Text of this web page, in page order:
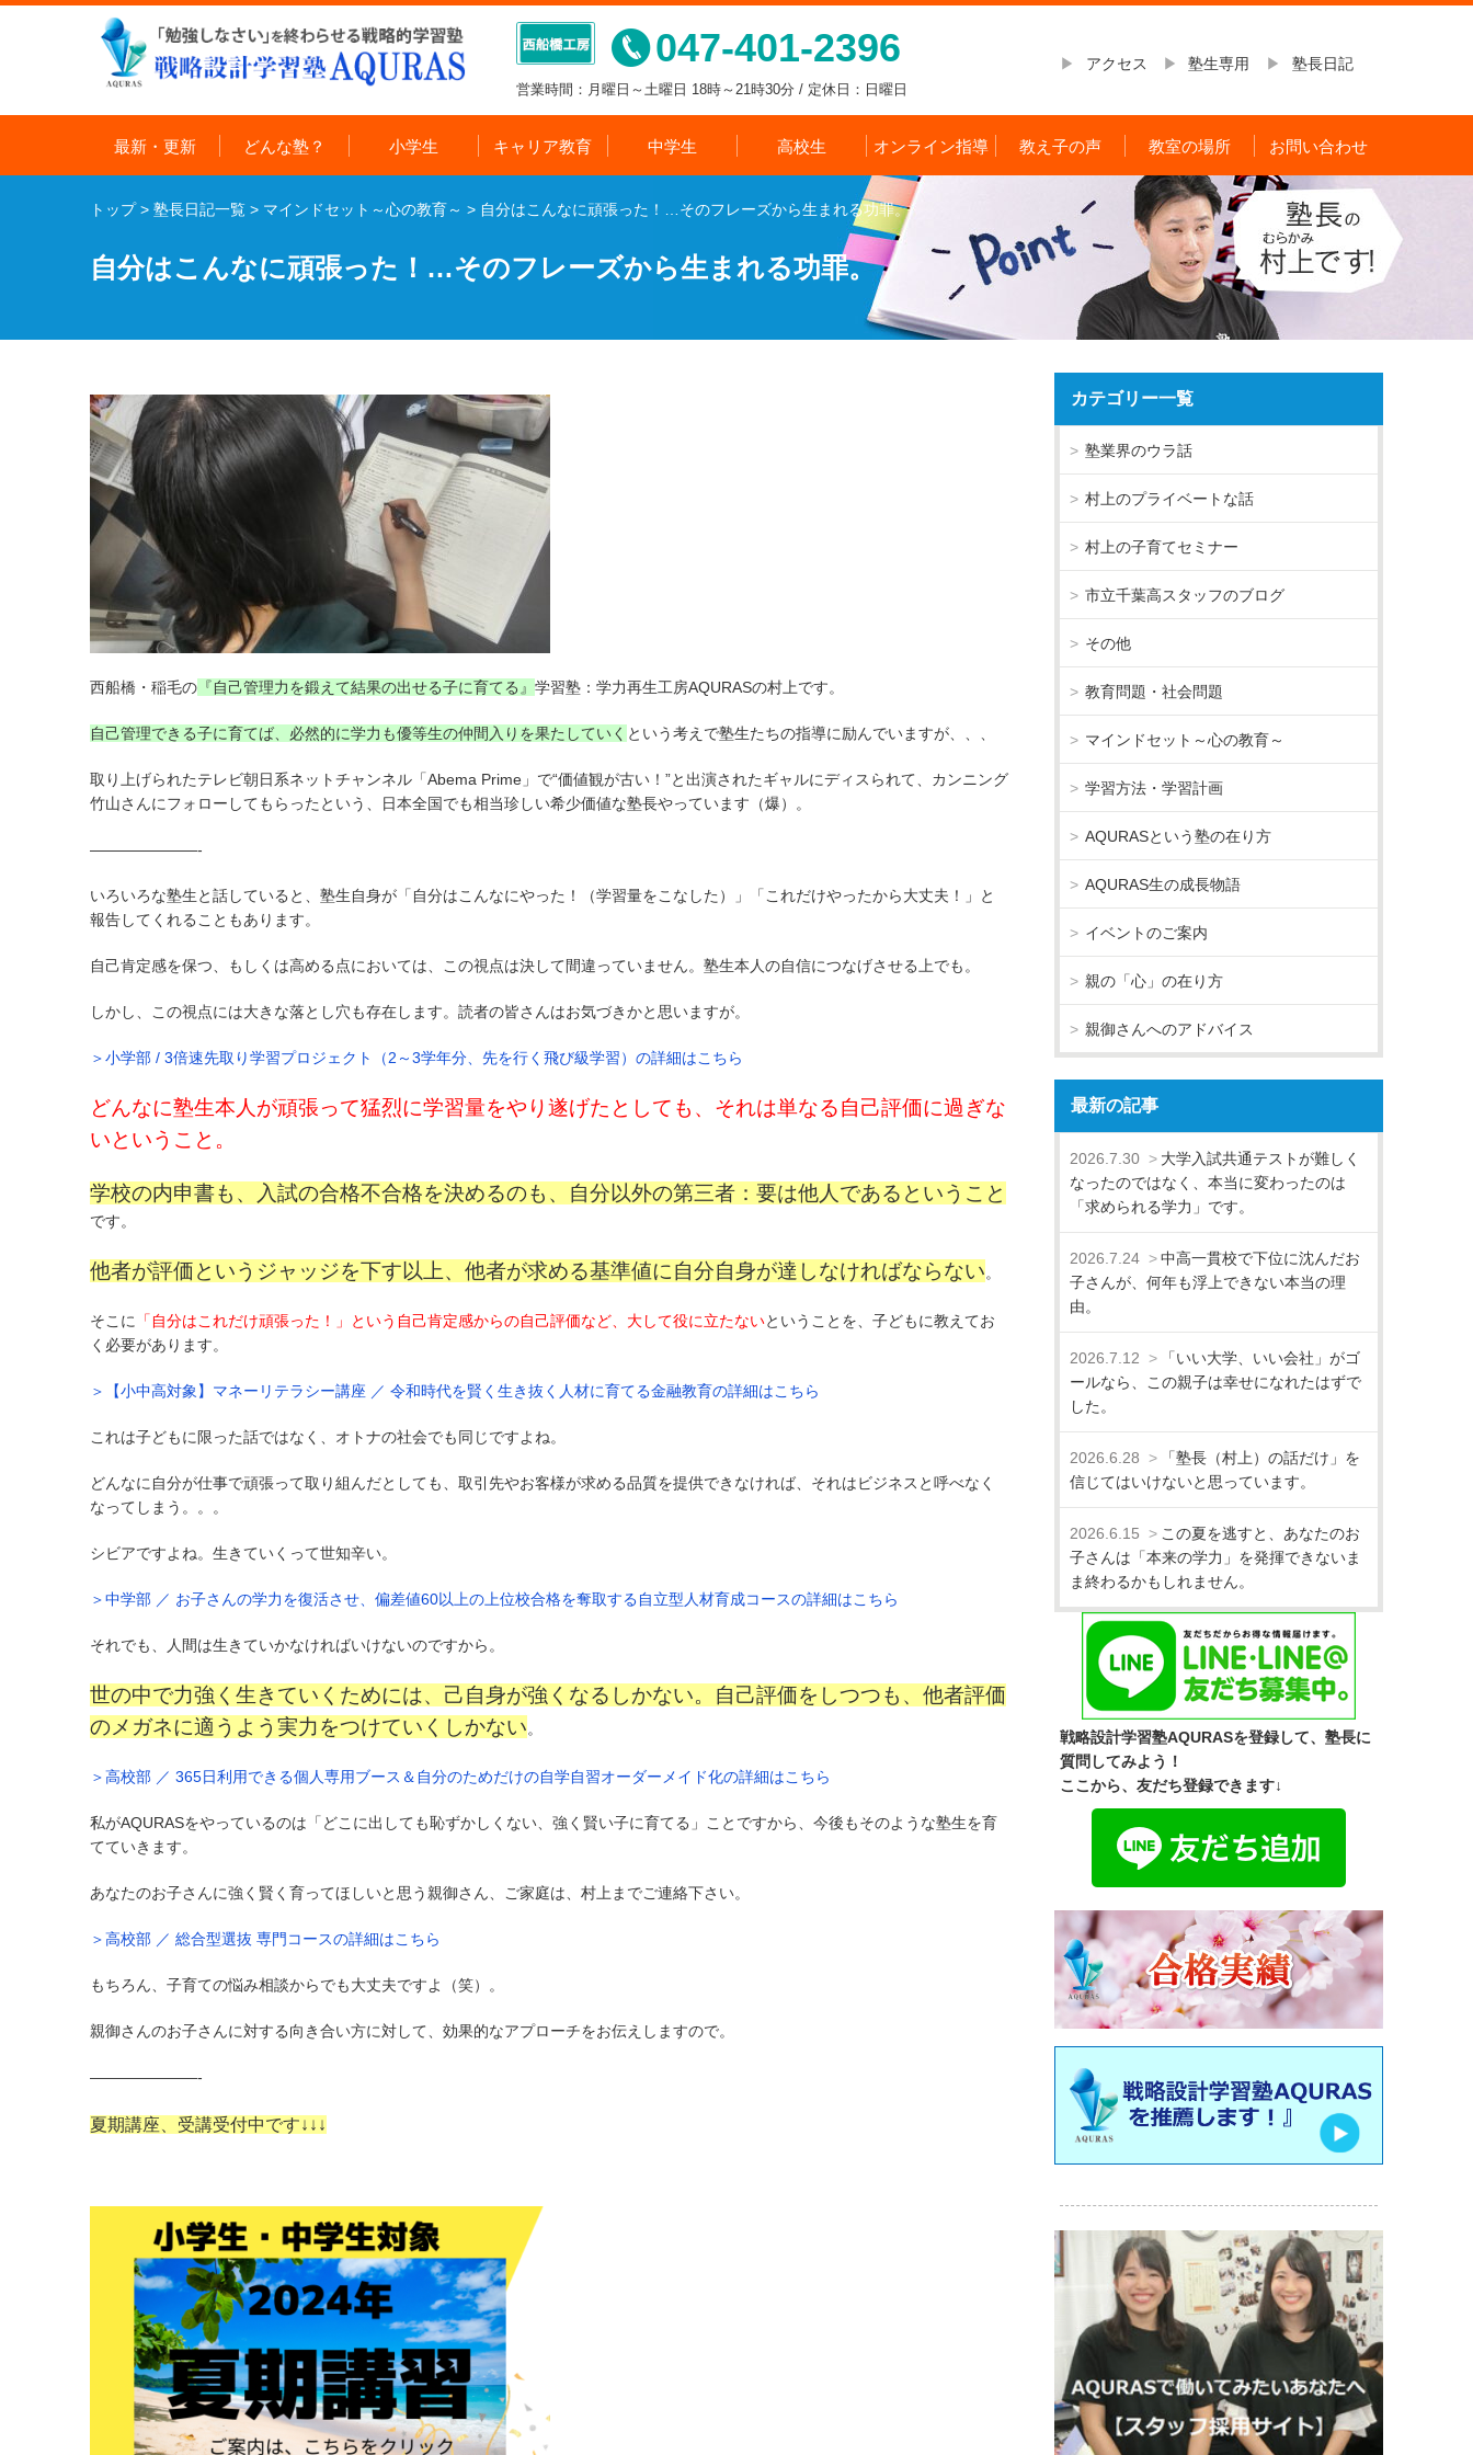
047-401-2396
営業時間：月曜日～土曜日 18時～21時30分 / 定休日：日曜日
アクセス 塾生専用 塾長日記
最新・更新 どんな塾？ 小学生 キャリア教育 中学生 高校生 オンライン指導 教え子の声 教室の場所 お問い合わせ
トップ> 塾長日記一覧 > マインドセット～心の教育～ > 自分はこんなに頑張った！…そのフレーズから生まれる功罪。
自分はこんなに頑張った！…そのフレーズから生まれる功罪。
西船橋・稲毛の 『自己管理力を鍛えて結果の出せる子に育てる』 学習塾：学力再生工房AQURASの村上です。
自己管理できる子に育てば、必然的に学力も優等生の仲間入りを果たしていく という考えで塾生たちの指導に励んでいますが、、、
取り上げられたテレビ朝日系ネットチャンネル「Abema Prime」で“価値観が古い！”と出演されたギャルにディスられて、カンニング
竹山さんにフォローしてもらったという、日本全国でも相当珍しい希少価値な塾長やっています（爆）。
———————-
いろいろな塾生と話していると、塾生自身が「自分はこんなにやった！（学習量をこなした）」「これだけやったから大丈夫！」と
報告してくれることもあります。
自己肯定感を保つ、もしくは高める点においては、この視点は決して間違っていません。塾生本人の自信につなげさせる上でも。
しかし、この視点には大きな落とし穴も存在します。読者の皆さんはお気づきかと思いますが。
＞小学部 / 3倍速先取り学習プロジェクト（2～3学年分、先を行く飛び級学習）の詳細はこちら
どんなに塾生本人が頑張って猛烈に学習量をやり遂げたとしても、それは単なる自己評価に過ぎな
いということ。
学校の内申書も、入試の合格不合格を決めるのも、自分以外の第三者：要は他人であるということ
です。
他者が評価というジャッジを下す以上、他者が求める基準値に自分自身が達しなければならない。
そこに 「自分はこれだけ頑張った！」という自己肯定感からの自己評価など、大して役に立たないということを、子どもに教えてお
く必要があります。
＞【小中高対象】マネーリテラシー講座 ／ 令和時代を賢く生き抜く人材に育てる金融教育の詳細はこちら
これは子どもに限った話ではなく、オトナの社会でも同じですよね。
どんなに自分が仕事で頑張って取り組んだとしても、取引先やお客様が求める品質を提供できなければ、それはビジネスと呼べなく
なってしまう。。。
シビアですよね。生きていくって世知辛い。
＞中学部 ／ お子さんの学力を復活させ、偏差値60以上の上位校合格を奪取する自立型人材育成コースの詳細はこちら
それでも、人間は生きていかなければいけないのですから。
世の中で力強く生きていくためには、己自身が強くなるしかない。自己評価をしつつも、他者評価
のメガネに適うよう実力をつけていくしかない。
＞高校部 ／ 365日利用できる個人専用ブース＆自分のためだけの自学自習オーダーメイド化の詳細はこちら
私がAQURASをやっているのは「どこに出しても恥ずかしくない、強く賢い子に育てる」ことですから、今後もそのような塾生を育
てていきます。
あなたのお子さんに強く賢く育ってほしいと思う親御さん、ご家庭は、村上までご連絡下さい。
＞高校部 ／ 総合型選抜 専門コースの詳細はこちら
もちろん、子育ての悩み相談からでも大丈夫ですよ（笑）。
親御さんのお子さんに対する向き合い方に対して、効果的なアプローチをお伝えしますので。
———————-
夏期講座、受講受付中です↓↓↓
カテゴリー一覧
塾業界のウラ話
村上のプライベートな話
村上の子育てセミナー
市立千葉高スタッフのブログ
その他
教育問題・社会問題
マインドセット～心の教育～
学習方法・学習計画
AQURASという塾の在り方
AQURAS生の成長物語
イベントのご案内
親の「心」の在り方
親御さんへのアドバイス
最新の記事
2026.7.30
大学入試共通テストが難しく
なったのではなく、本当に変わったのは
「求められる学力」です。
2026.7.24
中高一貫校で下位に沈んだお
子さんが、何年も浮上できない本当の理
由。
2026.7.12
「いい大学、いい会社」がゴ
ールなら、この親子は幸せになれたはずで
した。
2026.6.28
「塾長（村上）の話だけ」を
信じてはいけないと思っています。
2026.6.15
この夏を逃すと、あなたのお
子さんは「本来の学力」を発揮できないま
ま終わるかもしれません。
戦略設計学習塾AQURASを登録して、塾長に
質問してみよう！
ここから、友だち登録できます↓